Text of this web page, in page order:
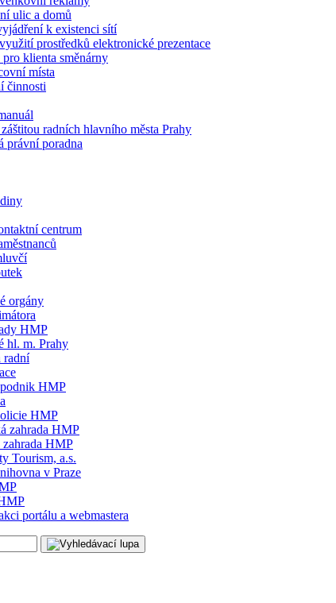
ulic a domů
k existenci sítí
prostředků elektronické prezentace
klienta směnárny
místa
činnosti
radních hlavního města Prahy
právní poradna
centrum
orgány
HMP
hl. m. Prahy
radní
HMP
HMP
zahrada HMP
HMP
Tourism, a.s.
v Praze
portálu a webmastera